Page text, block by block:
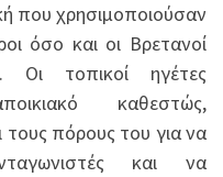
που χρησιμοποιούσαν
όσο και οι Βρετανοί
Οι τοπικοί ηγέτες
καθεστώς,
πόρους του για να
και να